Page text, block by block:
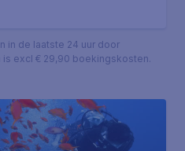
in de laatste 24 uur door
excl € 29,90 boekingskosten.